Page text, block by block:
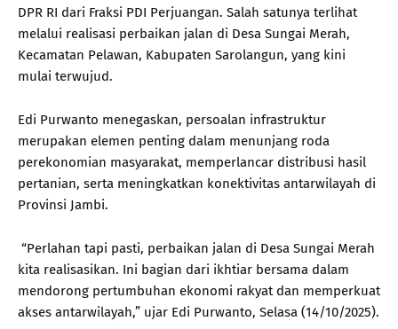
DPR RI dari Fraksi PDI Perjuangan. Salah satunya terlihat
melalui realisasi perbaikan jalan di Desa Sungai Merah,
Kecamatan Pelawan, Kabupaten Sarolangun, yang kini
mulai terwujud.
Edi Purwanto menegaskan, persoalan infrastruktur
merupakan elemen penting dalam menunjang roda
perekonomian masyarakat, memperlancar distribusi hasil
pertanian, serta meningkatkan konektivitas antarwilayah di
Provinsi Jambi.
“Perlahan tapi pasti, perbaikan jalan di Desa Sungai Merah
kita realisasikan. Ini bagian dari ikhtiar bersama dalam
mendorong pertumbuhan ekonomi rakyat dan memperkuat
akses antarwilayah,” ujar Edi Purwanto, Selasa (14/10/2025).